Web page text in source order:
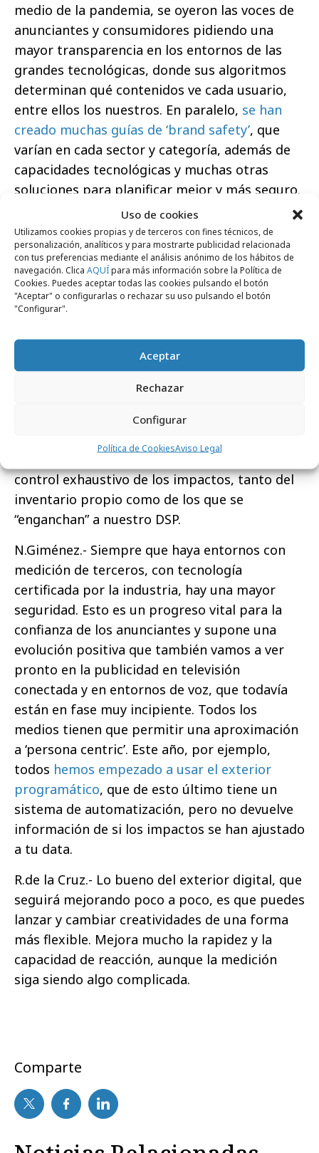
Uso de cookies
Utilizamos cookies propias y de terceros con fines técnicos, de
personalización, analíticos y para mostrarte publicidad relacionada
con tus preferencias mediante el análisis anónimo de los hábitos de
navegación. Clica AQUÍpara más información sobre la Política de
Cookies. Puedes aceptar todas las cookies pulsando el botón
"Aceptar" o configurarlas o rechazar su uso pulsando el botón
"Configurar".
Aceptar
Rechazar
Configurar
Política de CookiesAviso Legal
medio de la pandemia, se oyeron las voces de
anunciantes y consumidores pidiendo una
mayor transparencia en los entornos de las
grandes tecnológicas, donde sus algoritmos
determinan qué contenidos ve cada usuario,
entre ellos los nuestros. En paralelo, se han
creado muchas guías de ‘brand safety’, que
varían en cada sector y categoría, además de
capacidades tecnológicas y muchas otras
soluciones para planificar mejor y más seguro.
Creo que en la parte más “tradicional” del
mundo digital vamos por el buen camino,
aunque queda que mejorar en un mundo más
complejo como es el de los ‘influencers’. Por
poner una pega, creo que el tráfico no humano
es una lacra para toda la industria, aunque las
declararlo y nunca hemos tenido ningún
problema con ningún ‘publisher’ al respecto.
digitales ha dado pasos de gigante y es una
con contenido profesional, que garantizan un
control exhaustivo de los impactos, tanto del
inventario propio como de los que se
“enganchan” a nuestro DSP.
N.Giménez.- Siempre que haya entornos con
medición de terceros, con tecnología
certificada por la industria, hay una mayor
seguridad. Esto es un progreso vital para la
confianza de los anunciantes y supone una
evolución positiva que también vamos a ver
pronto en la publicidad en televisión
conectada y en entornos de voz, que todavía
están en fase muy incipiente. Todos los
medios tienen que permitir una aproximación
a ‘persona centric’. Este año, por ejemplo,
todos hemos empezado a usar el exterior
programático, que de esto último tiene un
sistema de automatización, pero no devuelve
información de si los impactos se han ajustado
a tu data.
R.de la Cruz.- Lo bueno del exterior digital, que
seguirá mejorando poco a poco, es que puedes
lanzar y cambiar creatividades de una forma
más flexible. Mejora mucho la rapidez y la
capacidad de reacción, aunque la medición
siga siendo algo complicada.
Comparte